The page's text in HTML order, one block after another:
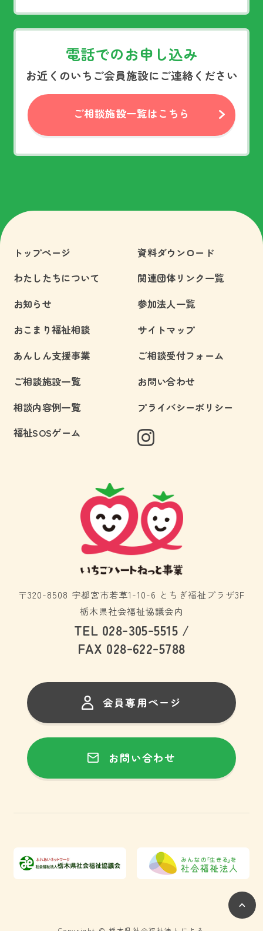
電話でのお申し込み
お近くのいちご会員施設にご連絡ください
ご相談施設一覧はこちら
トップページ
わたしたちについて
お知らせ
おこまり福祉相談
あんしん支援事業
ご相談施設一覧
相談内容例一覧
福祉SOSゲーム
資料ダウンロード
関連団体リンク一覧
参加法人一覧
サイトマップ
ご相談受付フォーム
お問い合わせ
プライバシーポリシー
〒320-8508 宇都宮市若草1-10-6 とちぎ福祉プラザ3F
栃木県社会福祉協議会内
TEL 028-305-5515 /
FAX 028-622-5788
会員専用ページ
お問い合わせ